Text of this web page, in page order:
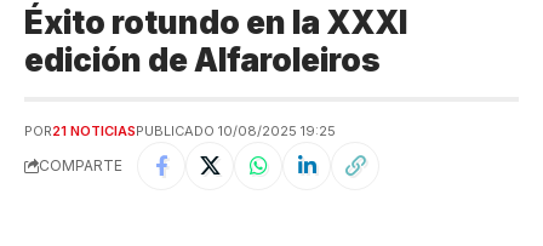
Éxito rotundo en la XXXI
edición de Alfaroleiros
POR21 NOTICIASPUBLICADO 10/08/2025 19:25
COMPARTE